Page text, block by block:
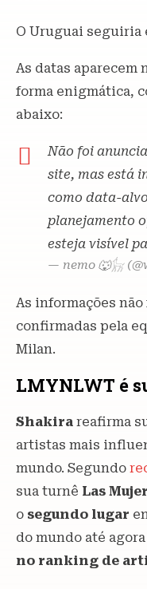
O Uruguai seguiria
As datas aparecem
forma enigmática,
abaixo:
Não foi
site, mas está
como data-
planejamento
esteja visível
— nemo 🐺𓃴
As informações
confirmadas pela
Milan.
LMYNLWT é
Shakira reafirma
artistas mais
mundo. Segundo
sua turnê Las
o segundo lugar
do mundo até
no ranking de